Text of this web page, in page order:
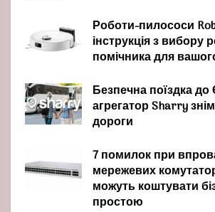
Роботи-пилососи
інструкція з вибору
помічника для
Безпечна поїздка
агрегатор Sharry
дороги
7 помилок при
мережевих
можуть коштувати
простою